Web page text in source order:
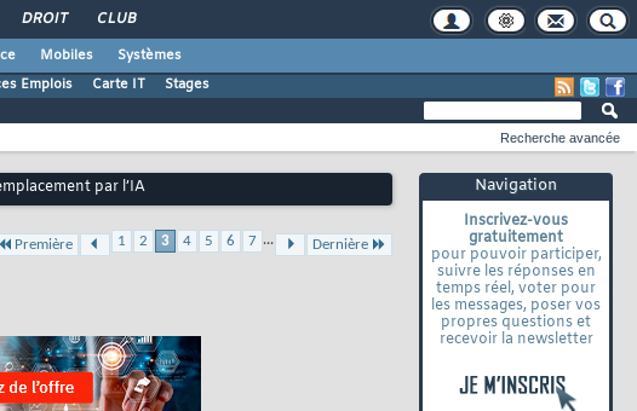
DROIT CLUB
Mobiles
Systèmes
Emplois Carte IT Stages
Navigation
Inscrivez-vous
gratuitement
pour pouvoir participer,
suivre les réponses en
temps réel, voter pour
les messages, poser vos
propres questions et
recevoir la newsletter
Recherche avancée
par l’IA
Première 1 2 3 4 5 6 7 ... Dernière